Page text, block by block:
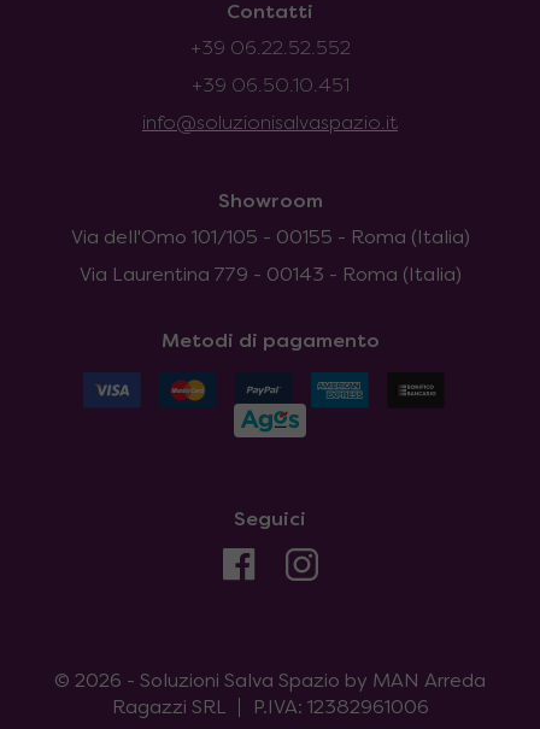
Contatti
+39 06.22.52.552
+39 06.50.10.451
info@soluzionisalvaspazio.it
Showroom
Via dell'Omo 101/105 - 00155 - Roma (Italia)
Via Laurentina 779 - 00143 - Roma (Italia)
Metodi di pagamento
Seguici
© 2026 - Soluzioni Salva Spazio by MAN Arreda
Ragazzi SRL
P.IVA: 12382961006